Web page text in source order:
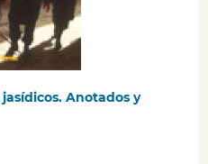
jasídicos. Anotados y